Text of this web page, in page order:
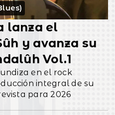
lanza el
y avanza su
Vol.1
en el rock
integral de su
para 2026